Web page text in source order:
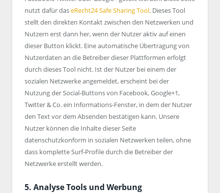
nutzt dafür daseRecht24 Safe Sharing Tool. Dieses Tool
stellt den direkten Kontakt zwischen den Netzwerken und
Nutzern erst dann her, wenn der Nutzer aktiv auf einen
dieser Button klickt. Eine automatische Übertragung von
Nutzerdaten an die Betreiber dieser Plattformen erfolgt
durch dieses Tool nicht. Ist der Nutzer bei einem der
sozialen Netzwerke angemeldet, erscheint bei der
Nutzung der Social-Buttons von Facebook, Google+1,
Twitter & Co. ein Informations-Fenster, in dem der Nutzer
den Text vor dem Absenden bestätigen kann. Unsere
Nutzer können die Inhalte dieser Seite
datenschutzkonform in sozialen Netzwerken teilen, ohne
dass komplette Surf-Profile durch die Betreiber der
Netzwerke erstellt werden.
5. Analyse Tools und Werbung